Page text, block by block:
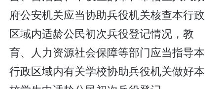
府公安机关应当协助兵役机关核查本行政
区域内适龄公民初次兵役登记情况，教
育、人力资源社会保障等部门应当指导本
行政区域内有关学校协助兵役机关做好本